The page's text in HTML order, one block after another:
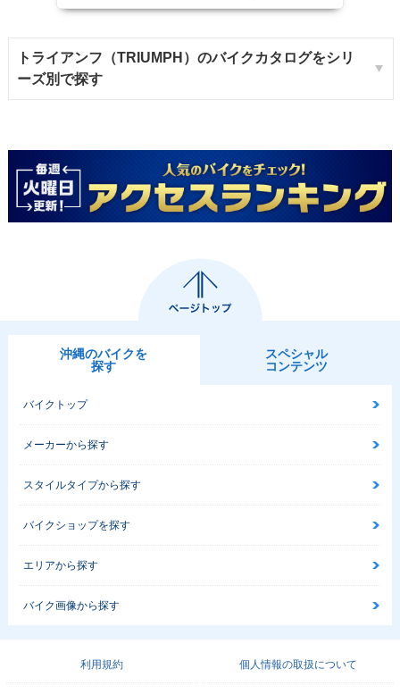
トライアンフ（TRIUMPH）のバイクカタログをシリ
ーズ別で探す
沖縄のバイクを
探す
スペシャル
コンテンツ
バイクトップ
メーカーから探す
スタイルタイプから探す
バイクショップを探す
エリアから探す
バイク画像から探す
利用規約 個人情報の取扱について